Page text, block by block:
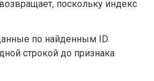
поскольку индекс
по найденным ID.
строкой до признака